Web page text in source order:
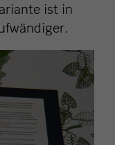
ist in